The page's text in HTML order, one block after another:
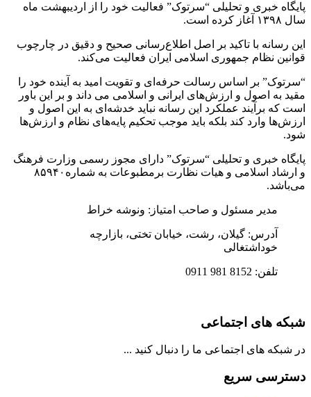
خبری و تحلیلی “سرتوک” فعالیت خود را از اردیبهشت ماه
آغاز کرده است.
رسانه با تاکید بر اصل اطلاع‌رسانی صحیح و دقیق در چارچوب
نظام جمهوری اسلامی ایران فعالیت می‌کند.
بر اساس رسالت حرفه‌ای و تقویت امید به آینده خود را
به اصول و ارزش‌های ایرانی و اسلامی می داند و بر این باور
که برآیند عملکرد این رسانه نباید خدشه‌ای به این اصول و
وارد کند بلکه باید موجب تحکیم پایه‌های نظام و ارزش‌ها
خبری و تحلیلی “سرتوک” دارای مجوز رسمی وزارت فرهنگ
و ارشاد اسلامی و هیات نظارت برمطبوعات به شماره۸۵۹۴۰
مدیر مسئول و صاحب امتیاز: ونوشه خراط
آدرس: گیلان، رشت، خیابان تختی، بازارچه
خوداشتغالی
تلفن: 8152 981 0911
های اجتماعی
شبکه های اجتماعی ما را دنبال کنید ...
سریع